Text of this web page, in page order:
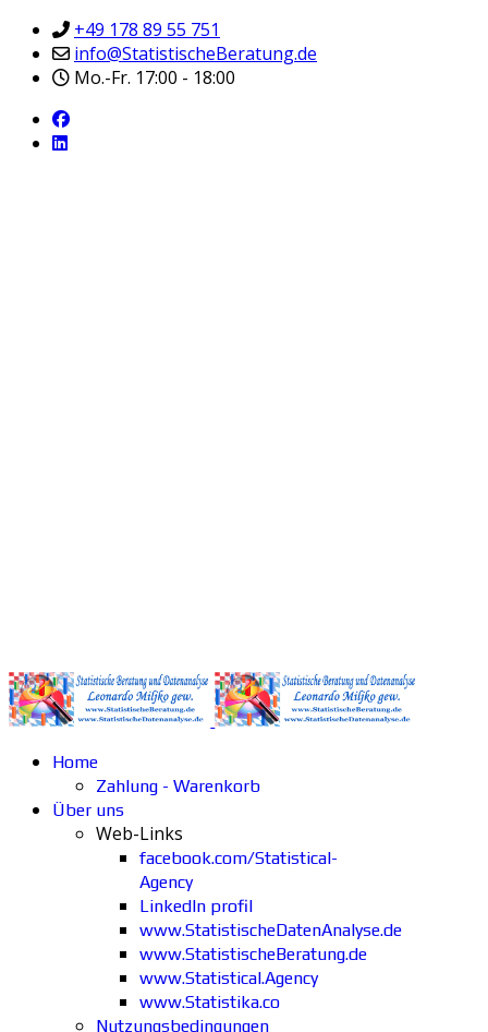
+49 178 89 55 751
info@StatistischeBeratung.de
Mo.-Fr. 17:00 - 18:00
Home
Zahlung - Warenkorb
Über uns
Web-Links
facebook.com/Statistical-
Agency
LinkedIn profil
www.StatistischeDatenAnalyse.de
www.StatistischeBeratung.de
www.Statistical.Agency
www.Statistika.co
Nutzungsbedingungen